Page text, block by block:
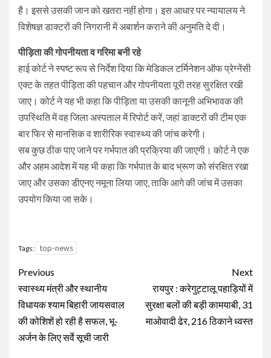
है। इससे उसकी जान को खतरा नहीं होगा। इस आधार पर न्यायालय ने
विशेषज्ञ डाक्टरों की निगरानी में अबार्शन कराने की अनुमति दे दी।
पीड़िता की गोपनीयता व गरिमा बनी रहे
हाई कोर्ट ने स्पष्ट रूप से निर्देश दिया कि मेडिकल टर्मिनेशन ऑफ प्रेग्नेंसी
एक्ट के तहत पीड़िता की पहचान और गोपनीयता पूरी तरह सुरक्षित रखी
जाए। कोर्ट ने यह भी कहा कि पीड़िता या उसकी कानूनी अभिभावक की
उपस्थिति में वह जिला अस्पताल में रिपोर्ट करें, जहां डाक्टरों की टीम एक
बार फिर से मानसिक व शारीरिक स्वास्थ्य की जांच करेगी।
सब कुछ ठीक पाए जाने पर गर्भपात की प्रक्रिया की जाएगी। कोर्ट ने एक
और अहम आदेश में यह भी कहा कि गर्भपात के बाद भ्रूण को संरक्षित रखा
जाए और उसका डीएनए नमूना लिया जाए, ताकि आगे की जांच में उसका
उपयोग किया जा सके।
Tags: top-news
Continue
Reading
Previous
स्वास्थ्य मंत्री और स्थानीय
विधायक श्याम बिहारी जायसवाल
की कोशिशें हो रही है सफल, भू-
अर्जन के लिए सर्वे सूची जारी
Next
रायपुर : करेगुट्टालू पहाड़ियों में
सुरक्षा बलों की बड़ी कामयाबी, 31
माओवादी ढेर, 216 ठिकाने ध्वस्त